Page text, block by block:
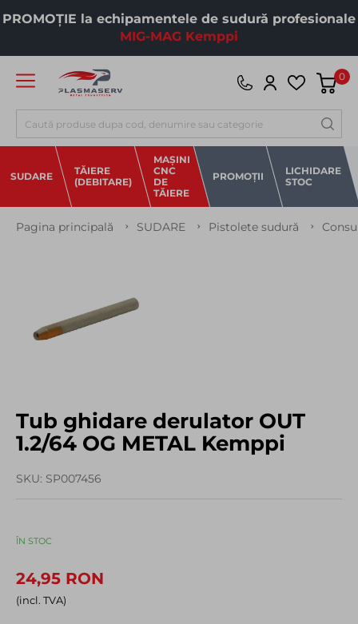
PROMOȚIE la echipamentele de sudură profesionale
MIG-MAG Kemppi
0
SUDARE
TĂIERE
(DEBITARE)
MAȘINI
CNC
DE
TĂIERE
PROMOȚII
LICHIDARE
STOC
Pagina principală SUDARE Pistolete sudură
Tub ghidare derulator OUT
1.2/64 OG METAL Kemppi
SKU SP007456
ÎN STOC
24,95 RON
(incl. TVA)